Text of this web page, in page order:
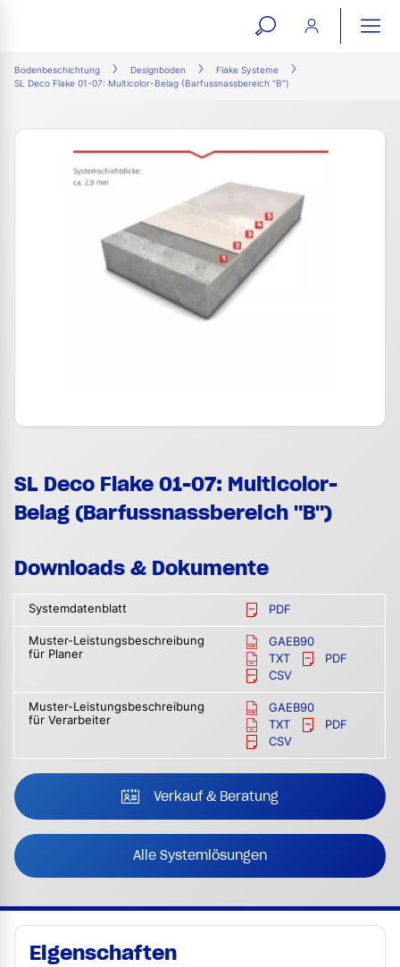
open
search
form
Bodenbeschichtung Designboden
Flake Systeme
SL Deco Flake 01-07: Multicolor-Belag (Barfussnassbereich "B")
SL Deco Flake 01-07: Multicolor-
Belag (Barfussnassbereich "B")
Downloads & Dokumente
Systemdatenblatt PDF
Muster-Leistungsbeschreibung
für Planer
GAEB90
TXT
PDF
CSV
Muster-Leistungsbeschreibung
für Verarbeiter
GAEB90
TXT
PDF
CSV
Verkauf & Beratung
Alle Systemlösungen
Eigenschaften